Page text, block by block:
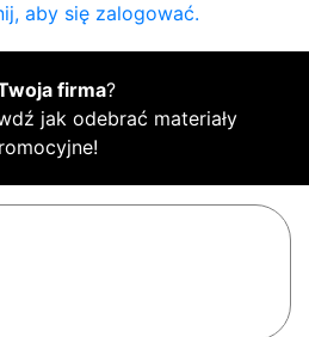
aby się zalogować.
firma?
jak odebrać materiały